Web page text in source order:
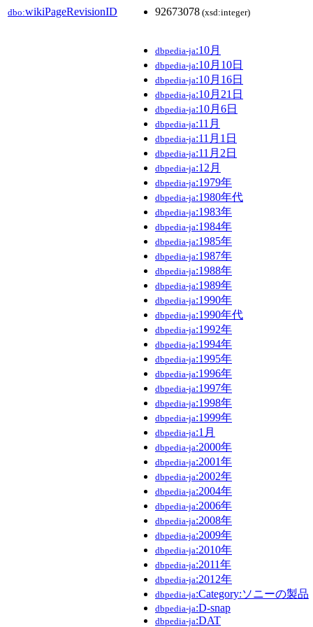
dbo:wikiPageRevisionID 92673078 (xsd:integer)
dbpedia-ja:10月
dbpedia-ja:10月10日
dbpedia-ja:10月16日
dbpedia-ja:10月21日
dbpedia-ja:10月6日
dbpedia-ja:11月
dbpedia-ja:11月1日
dbpedia-ja:11月2日
dbpedia-ja:12月
dbpedia-ja:1979年
dbpedia-ja:1980年代
dbpedia-ja:1983年
dbpedia-ja:1984年
dbpedia-ja:1985年
dbpedia-ja:1987年
dbpedia-ja:1988年
dbpedia-ja:1989年
dbpedia-ja:1990年
dbpedia-ja:1990年代
dbpedia-ja:1992年
dbpedia-ja:1994年
dbpedia-ja:1995年
dbpedia-ja:1996年
dbpedia-ja:1997年
dbpedia-ja:1998年
dbpedia-ja:1999年
dbpedia-ja:1月
dbpedia-ja:2000年
dbpedia-ja:2001年
dbpedia-ja:2002年
dbpedia-ja:2004年
dbpedia-ja:2006年
dbpedia-ja:2008年
dbpedia-ja:2009年
dbpedia-ja:2010年
dbpedia-ja:2011年
dbpedia-ja:2012年
dbpedia-ja:Category:ソニーの製品
dbpedia-ja:D-snap
dbpedia-ja:DAT